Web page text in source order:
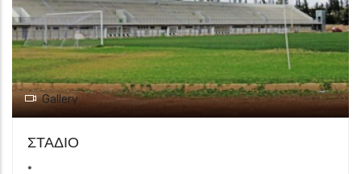
Gallery
ΣΤΑΔΙΟ
*